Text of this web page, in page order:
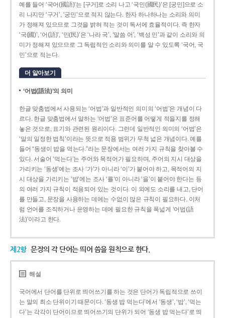
예를 들어 ‘국어(國語)’는 [구거]로 소리 나고 ‘국민(國民)’은 [궁민]으로 소
리 나지만 ‘구거’, ‘궁민’으로 적지 않는다. 한자 하나하나는 소리와 의미
가 정해져 있으므로 그것을 밝혀 적는 것이 독서에 효율적이다. 즉 한자
‘국(國)’, ‘어(語)’, ‘민(民)’은 ‘나라 국’, ‘말씀 어’, ‘백성 민’과 같이 소리와 의
미가 정해져 있으므로 그 독립적인 소리와 의미를 알 수 있도록 ‘국어, 국
민’으로 적는다.
더 알아보기
‘어법(語法)’의 의미
한글 맞춤법에서 사용되는 ‘어법’과 일반적인 의미의 ‘어법’은 개념이 다
르다. 한글 맞춤법에서 말하는 ‘어법’은 표준어를 어떻게 적을지를 정해
놓은 것으로, 표기와 관련된 원리이다. 그런데 일반적인 의미의 ‘어법’은
‘말의 일정한 법칙’이라는 뜻으로 적용 범위가 무척 넓은 개념이다. 예를
들어 “동생이 밥을 먹는다.”라는 문장에서는 여러 가지 규칙을 찾아볼 수
있다. 서술어 ‘먹는다’는 주어와 목적어가 필요하며, 주어의 지시 대상을
가리키는 ‘동생’에는 조사 ‘가’가 아니라 ‘이’가 붙어야 하고, 목적어의 지
시 대상을 가리키는 ‘밥’에는 조사 ‘를’이 아니라 ‘을’이 붙어야 한다는 등
의 여러 가지 규칙이 적용되어 있는 것이다. 이 외에도 소리를 내고, 단어
를 만들고, 문장을 사용하는 데에는 수없이 많은 규칙이 필요하다. 이처
럼 언어를 조직하거나 운영하는 데에 필요한 규칙을 폭넓게 ‘어법(語
法)’이라고 한다.
제2항 문장의 각 단어는 띄어 씀을 원칙으로 한다.
해설
국어에서 단어를 단위로 띄어쓰기를 하는 것은 단어가 독립적으로 쓰이
는 말의 최소 단위이기 때문이다. ‘동생 밥 먹는다’에서 ‘동생’, ‘밥’, ‘먹는
다’는 각각이 단어이므로 띄어쓰기의 단위가 되어 ‘동생 밥 먹는다’로 띄